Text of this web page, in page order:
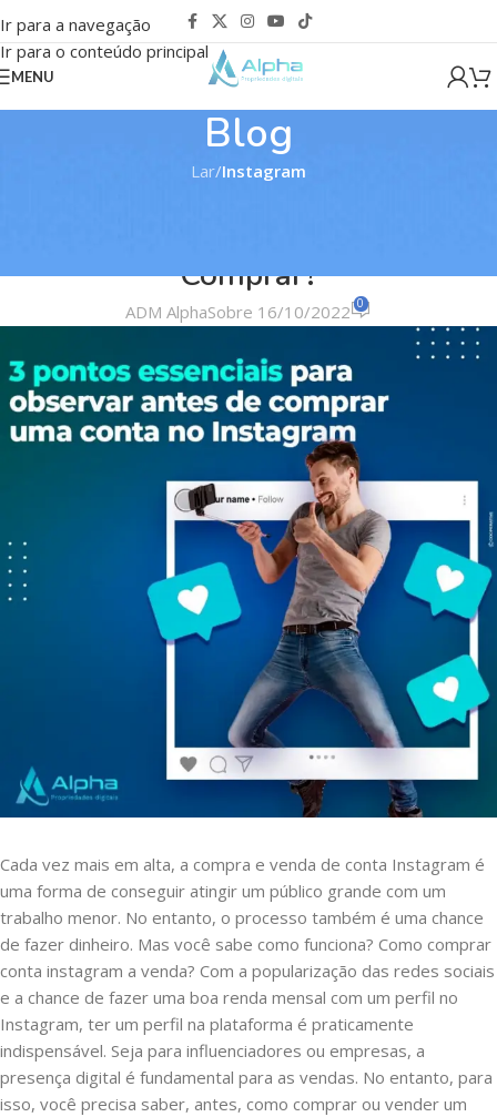
Ir para a navegação
Ir para o conteúdo principal
MENU
Blog
Lar/Instagram
Comprar?
ADM AlphaSobre 16/10/2022 0
Cada vez mais em alta, a compra e venda de conta Instagram é
uma forma de conseguir atingir um público grande com um
trabalho menor. No entanto, o processo também é uma chance
de fazer dinheiro. Mas você sabe como funciona? Como comprar
conta instagram a venda? Com a popularização das redes sociais
e a chance de fazer uma boa renda mensal com um perfil no
Instagram, ter um perfil na plataforma é praticamente
indispensável. Seja para influenciadores ou empresas, a
presença digital é fundamental para as vendas. No entanto, para
isso, você precisa saber, antes, como comprar ou vender um